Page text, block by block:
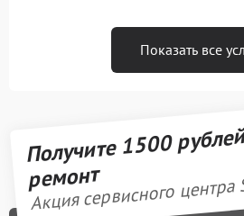
Показать все
Получите 1500
ремонт
Акция сервисного